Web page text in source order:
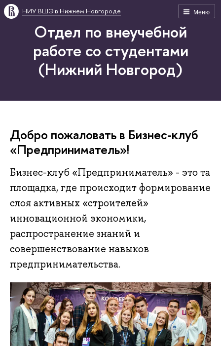
Меню
НИУ ВШЭ в Нижнем Новгороде
Отдел по внеучебной
работе со студентами
(Нижний Новгород)
Добро пожаловать в Бизнес-клуб
«Предприниматель»!
Бизнес-клуб «Предприниматель» - это та
площадка, где происходит формирование
слоя активных «строителей»
инновационной экономики,
распространение знаний и
совершенствование навыков
предпринимательства.